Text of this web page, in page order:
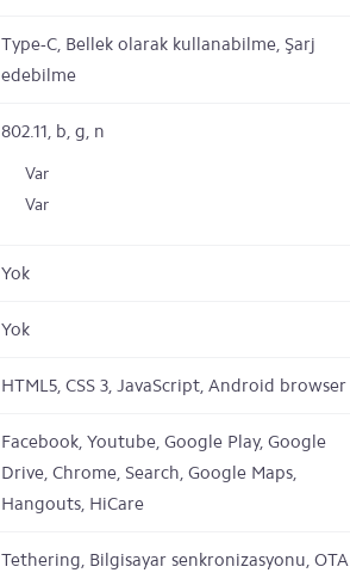
Type-C, Bellek olarak kullanabilme, Şarj
edebilme
802.11, b, g, n
Var
Var
Yok
Yok
HTML5, CSS 3, JavaScript, Android browser
Facebook, Youtube, Google Play, Google
Drive, Chrome, Search, Google Maps,
Hangouts, HiCare
Tethering, Bilgisayar senkronizasyonu, OTA